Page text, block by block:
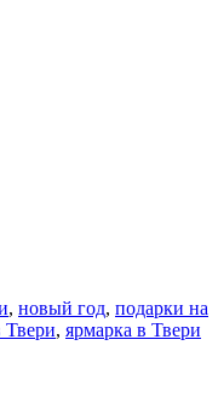
, новый год, подарки на
Твери, ярмарка в Твери